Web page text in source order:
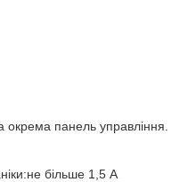
окрема панель управління.
більше 1,5 А